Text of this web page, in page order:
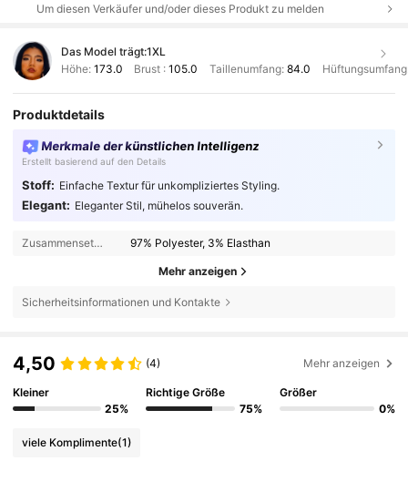
Um diesen Verkäufer und/oder dieses Produkt zu melden
Das Model trägt:1XL
Höhe: 173.0 Brust :105.0 Taillenumfang: 84.0
Produktdetails
Merkmale der künstlichen Intelligenz
Erstellt basierend auf den Details
Stoff: Einfache Textur für unkompliziertes Styling.
Elegant: Eleganter Stil, mühelos souverän.
Zusammensetzung: 97% Polyester, 3% Elasthan
Mehr anzeigen
Sicherheitsinformationen und Kontakte
4,50 (4) Mehr anzeigen
Kleiner
25%
Richtige Größe
75%
Größer
0%
viele Komplimente(1)